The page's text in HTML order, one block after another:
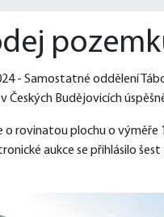
- Samostatné oddělení
Českých Budějovicích
o rovinatou plochu o výměře
aukce se přihlásilo